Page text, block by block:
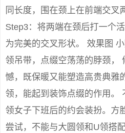
同长度，围在颈上在前端交叉
Step3：将两端在颈后打一个
为完美的交叉形状。 效果图
领吊带，点缀空荡荡的脖颈，
憾，既保暖又能塑造高贵典雅
领，能起到装饰点缀的作用。
领女子下班后的约会装扮。方
尝试，不能与大圆领和U领搭配